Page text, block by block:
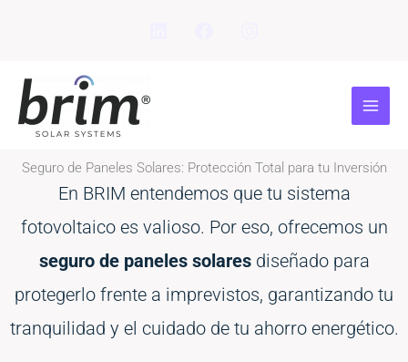
Seguro de Paneles Solares: Protección Total para tu Inversión
En BRIM entendemos que tu sistema
fotovoltaico es valioso. Por eso, ofrecemos un
seguro de paneles solaresdiseñado para
protegerlo frente a imprevistos, garantizando tu
tranquilidad y el cuidado de tu ahorro energético.